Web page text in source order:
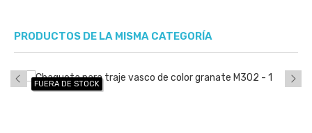
PRODUCTOS DE LA MISMA CATEGORÍA
FUERA DE STOCK